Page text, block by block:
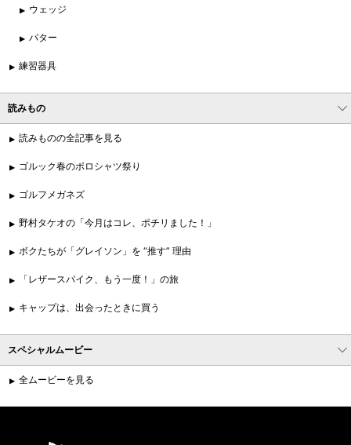
ウェッジ
パター
練習器具
読みもの
読みものの全記事を見る
ゴルック春のポロシャツ祭り
ゴルフメガネズ
野村タケオの「今月はコレ、ポチリました！」
ボクたちが「グレイソン」を “推す” 理由
「レザースパイク、もう一度！」の旅
キャップは、出会ったときに買う
スペシャルムービー
全ムービーを見る